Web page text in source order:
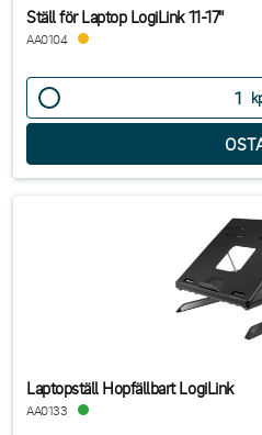
Ställ för Laptop LogiLink 11-17"
AA0104
Laptopställ Hopfällbart LogiLink
AA0133